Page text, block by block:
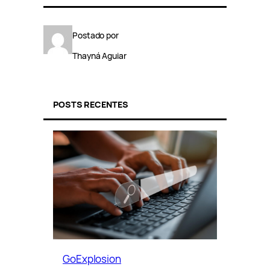
Postado por
Thayná Aguiar
POSTS RECENTES
GoExplosion